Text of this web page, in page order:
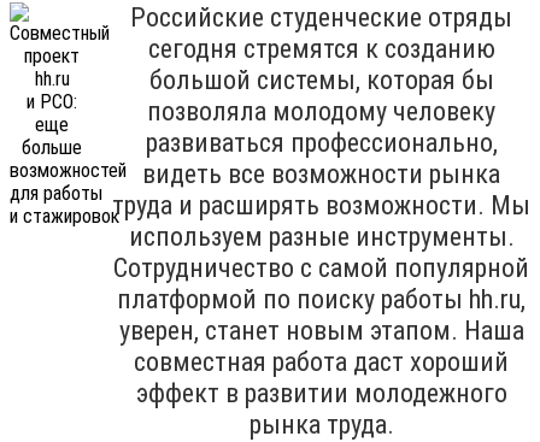
Российские студенческие отряды
сегодня стремятся к созданию
большой системы, которая бы
позволяла молодому человеку
развиваться профессионально,
видеть все возможности рынка
труда и расширять возможности. Мы
используем разные инструменты.
Сотрудничество с самой популярной
платформой по поиску работы hh.ru,
уверен, станет новым этапом. Наша
совместная работа даст хороший
эффект в развитии молодежного
рынка труда.